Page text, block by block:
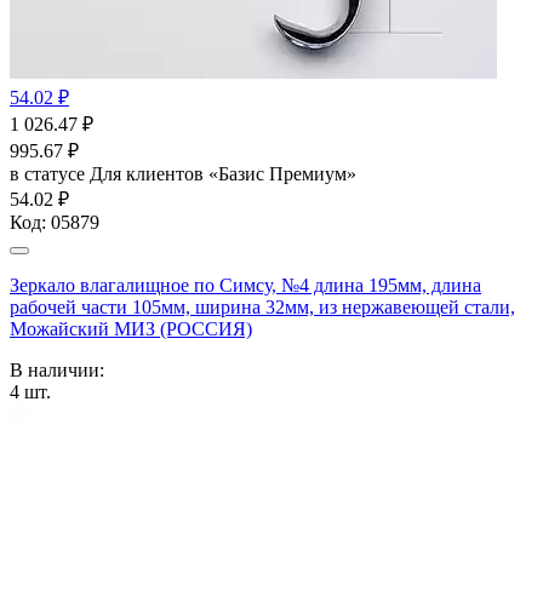
54.02 ₽
1 026.47 ₽
995.67 ₽
в статусе Для клиентов «Базис Премиум»
54.02 ₽
Код: 05879
Зеркало влагалищное по Симсу, №4 длина 195мм, длина
рабочей части 105мм, ширина 32мм, из нержавеющей стали,
Можайский МИЗ (РОССИЯ)
В наличии:
4 шт.